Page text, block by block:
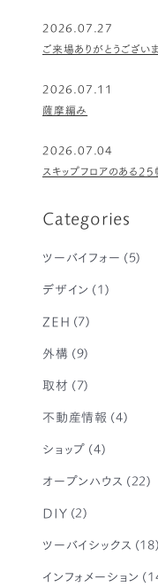
2026.07.27
ご来場ありがとうござい
2026.07.11
薩摩編み
2026.07.04
スキップフロアのある
Categories
ツーバイフォー (5)
デザイン (1)
ZEH (7)
外構 (9)
取材 (7)
不動産情報 (4)
ショップ (4)
オープンハウス (22)
DIY (2)
ツーバイシックス (18)
インフォメーション